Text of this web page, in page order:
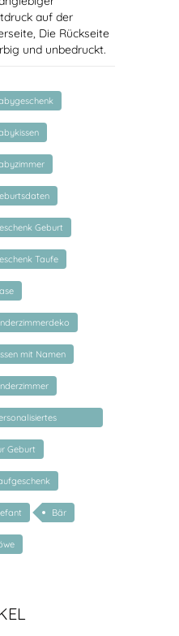
auf der
Die Rückseite
und unbedruckt.
Geburt
Taufe
mit Namen
Baby
Geburt
Bär